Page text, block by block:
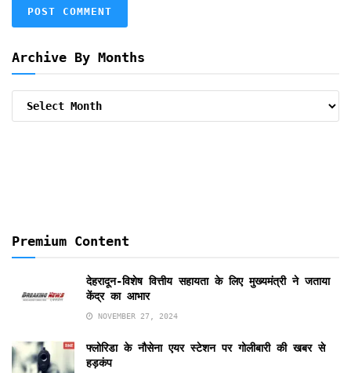
Archive By Months
Archive
Premium Content
देहरादून-विशेष वित्तीय सहायता के लिए मुख्यमंत्री ने जताया
केंद्र का आभार
NOVEMBER 27, 2024
फ्लोरिडा के नौसेना एयर स्टेशन पर गोलीबारी की खबर से
हड़कंप